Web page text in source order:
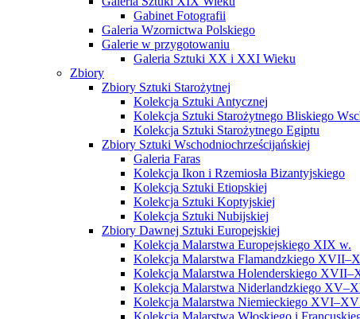
Gabinet Fotografii
Galeria Wzornictwa Polskiego
Galerie w przygotowaniu
Galeria Sztuki XX i XXI Wieku
Zbiory
Zbiory Sztuki Starożytnej
Kolekcja Sztuki Antycznej
Kolekcja Sztuki Starożytnego Bliskiego
Kolekcja Sztuki Starożytnego Egiptu
Zbiory Sztuki Wschodniochrześcijańskiej
Galeria Faras
Kolekcja Ikon i Rzemiosła Bizantyjskiego
Kolekcja Sztuki Etiopskiej
Kolekcja Sztuki Koptyjskiej
Kolekcja Sztuki Nubijskiej
Zbiory Dawnej Sztuki Europejskiej
Kolekcja Malarstwa Europejskiego XIX w.
Kolekcja Malarstwa Flamandzkiego
Kolekcja Malarstwa Holenderskiego
Kolekcja Malarstwa Niderlandzkiego
Kolekcja Malarstwa Niemieckiego
Kolekcja Malarstwa Włoskiego i